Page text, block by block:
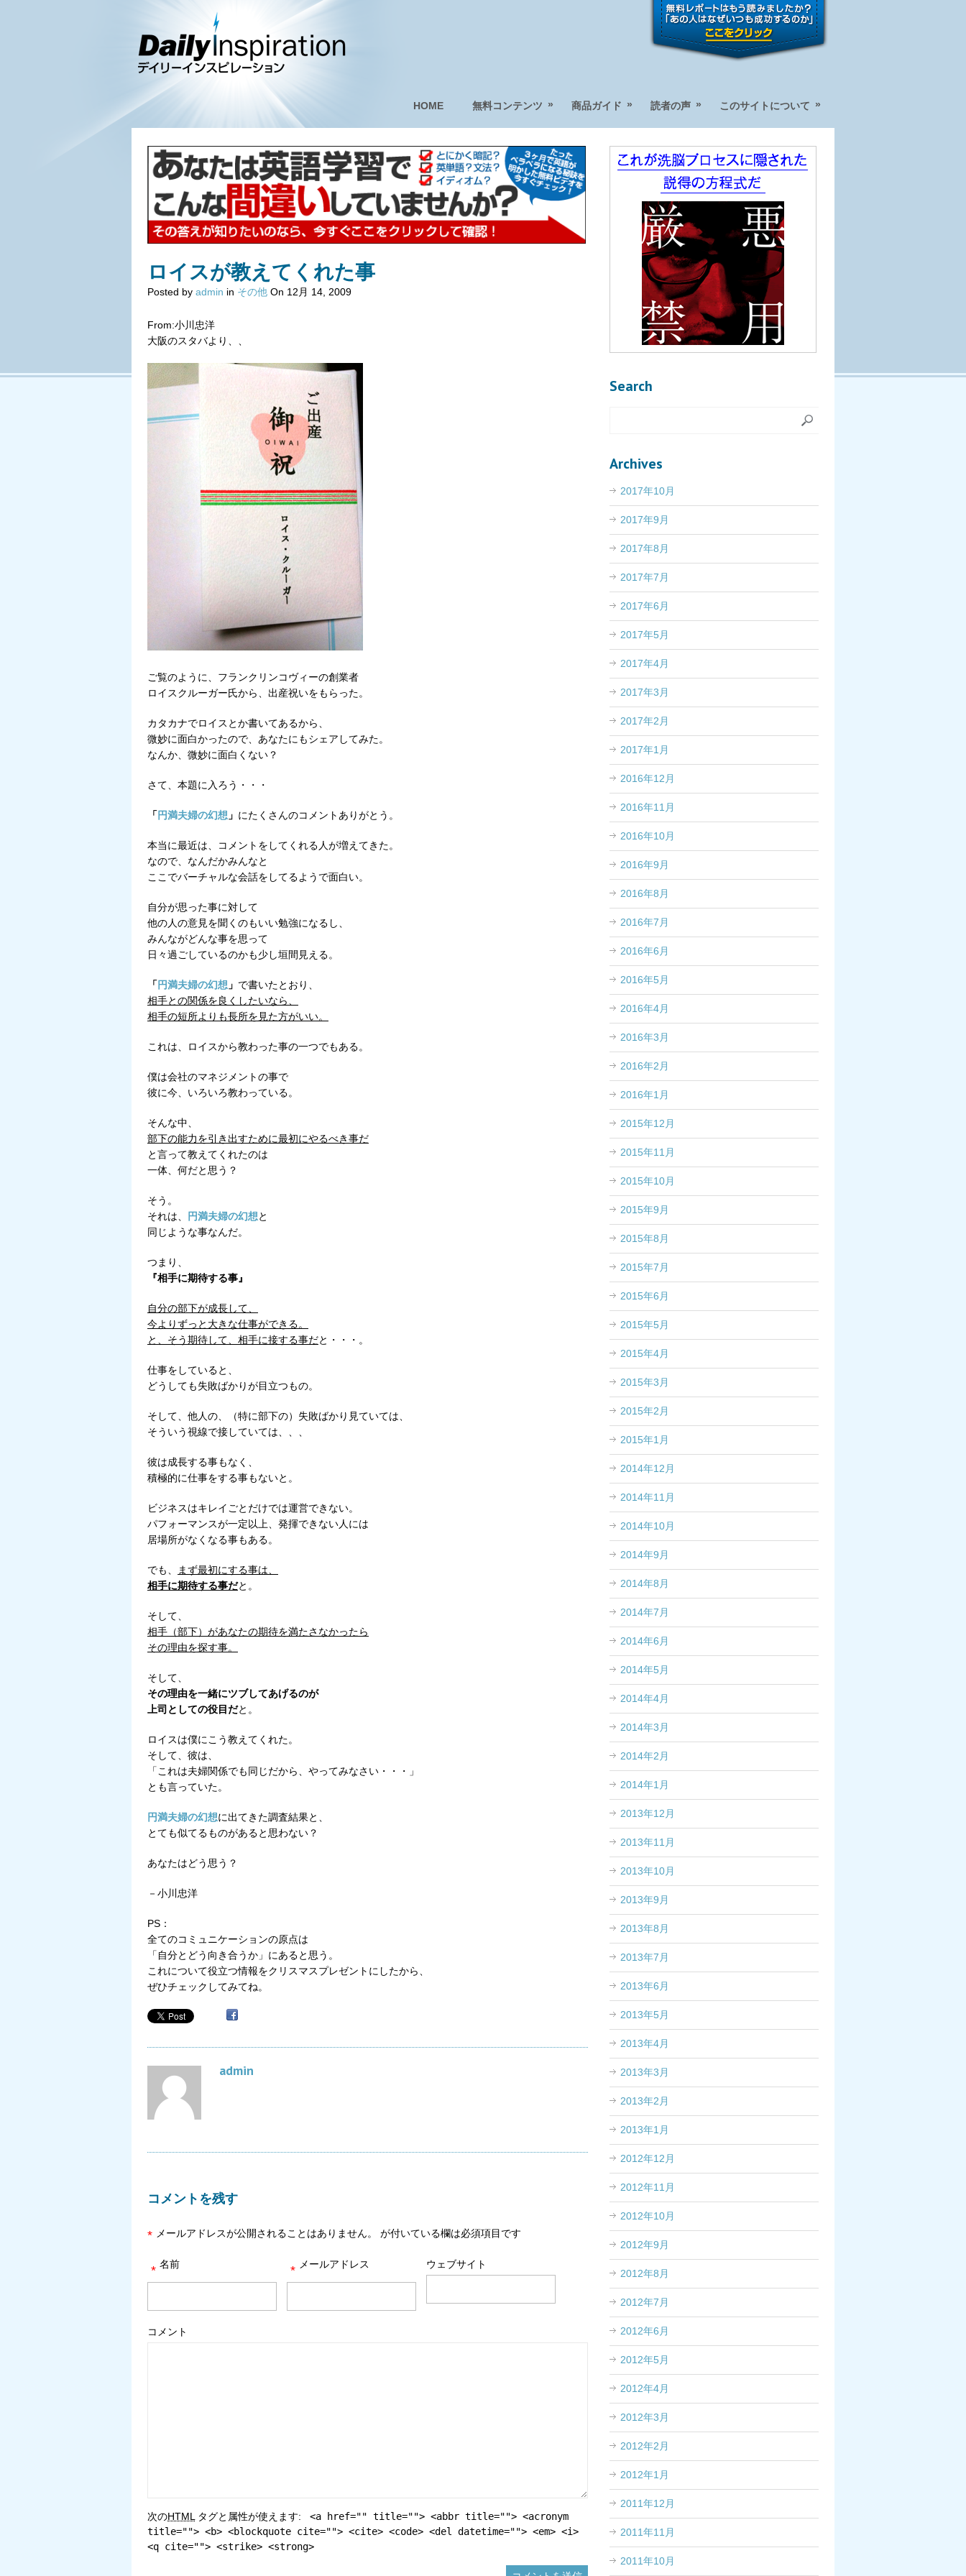
HOME 無料コンテンツ » 商品ガイド » 読者の声 » このサイトについて »
ロイスが教えてくれた事
Posted by admin in その他 On 12月 14, 2009
From:小川忠洋
大阪のスタバより、、
ご覧のように、フランクリンコヴィーの創業者
ロイスクルーガー氏から、出産祝いをもらった。
カタカナでロイスとか書いてあるから、
微妙に面白かったので、あなたにもシェアしてみた。
なんか、微妙に面白くない？
さて、本題に入ろう・・・
「 円満夫婦の幻想 」 にたくさんのコメントありがとう。
本当に最近は、コメントをしてくれる人が増えてきた。
なので、なんだかみんなと
ここでバーチャルな会話をしてるようで面白い。
自分が思った事に対して
他の人の意見を聞くのもいい勉強になるし、
みんながどんな事を思って
日々過ごしているのかも少し垣間見える。
「 円満夫婦の幻想 」 で書いたとおり、
相手との関係を良くしたいなら、
相手の短所よりも長所を見た方がいい。
これは、ロイスから教わった事の一つでもある。
僕は会社のマネジメントの事で
彼に今、いろいろ教わっている。
そんな中、
部下の能力を引き出すために最初にやるべき事だ
と言って教えてくれたのは
一体、何だと思う？
そう。
それは、
円満夫婦の幻想と
同じような事なんだ。
つまり、
『相手に期待する事』
自分の部下が成長して、
今よりずっと大きな仕事ができる。
と、そう期待して、相手に接する事だと・・・。
仕事をしていると、
どうしても失敗ばかりが目立つもの。
そして、他人の、（特に部下の）失敗ばかり見ていては、
そういう視線で接していては、、、
彼は成長する事もなく、
積極的に仕事をする事もないと。
ビジネスはキレイごとだけでは運営できない。
パフォーマンスが一定以上、発揮できない人には
居場所がなくなる事もある。
でも、
まず最初にする事は、
相手に期待する事だと。
そして、
相手（部下）があなたの期待を満たさなかったら
その理由を探す事。
そして、
その理由を一緒にツブしてあげるのが
上司としての役目だと。
ロイスは僕にこう教えてくれた。
そして、彼は、
「これは夫婦関係でも同じだから、やってみなさい・・・」
とも言っていた。
円満夫婦の幻想に出てきた調査結果と、
とても似てるものがあると思わない？
あなたはどう思う？
－小川忠洋
PS：
全てのコミュニケーションの原点は
「自分とどう向き合うか」にあると思う。
これについて役立つ情報をクリスマスプレゼントにしたから、
ぜひチェックしてみてね。
admin
コメントを残す
メールアドレスが公開されることはありません。
* が付いている欄は必須項目です
名前
* メールアドレス
* ウェブサイト
コメント
次のHTML タグと属性が使えます:
<a href="" title=""> <abbr title=""> <acronym
title=""> <b> <blockquote cite=""> <cite> <code> <del datetime=""> <em> <i>
<q cite=""> <strike> <strong>
Search
Archives
2017年10月
2017年9月
2017年8月
2017年7月
2017年6月
2017年5月
2017年4月
2017年3月
2017年2月
2017年1月
2016年12月
2016年11月
2016年10月
2016年9月
2016年8月
2016年7月
2016年6月
2016年5月
2016年4月
2016年3月
2016年2月
2016年1月
2015年12月
2015年11月
2015年10月
2015年9月
2015年8月
2015年7月
2015年6月
2015年5月
2015年4月
2015年3月
2015年2月
2015年1月
2014年12月
2014年11月
2014年10月
2014年9月
2014年8月
2014年7月
2014年6月
2014年5月
2014年4月
2014年3月
2014年2月
2014年1月
2013年12月
2013年11月
2013年10月
2013年9月
2013年8月
2013年7月
2013年6月
2013年5月
2013年4月
2013年3月
2013年2月
2013年1月
2012年12月
2012年11月
2012年10月
2012年9月
2012年8月
2012年7月
2012年6月
2012年5月
2012年4月
2012年3月
2012年2月
2012年1月
2011年12月
2011年11月
2011年10月